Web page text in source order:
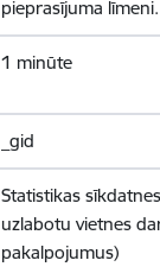
pieprasījuma līmeni.
1 minūte
_gid
Statistikas
uzlabotu vietnes
pakalpojumus)